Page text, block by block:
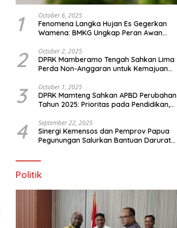
1 October 6, 2025
Fenomena Langka Hujan Es Gegerkan
Wamena: BMKG Ungkap Peran Awan
Ekstrem Peralihan Musim
2 October 2, 2025
DPRK Mamberamo Tengah Sahkan Lima
Perda Non-Anggaran untuk Kemajuan
3 October 1, 2025
DPRK Mamteng Sahkan APBD Perubahan
Tahun 2025: Prioritas pada Pendidikan,
4 September 22, 2025
Sinergi Kemensos dan Pemprov Papua
Pegunungan Salurkan Bantuan Darurat
Politik